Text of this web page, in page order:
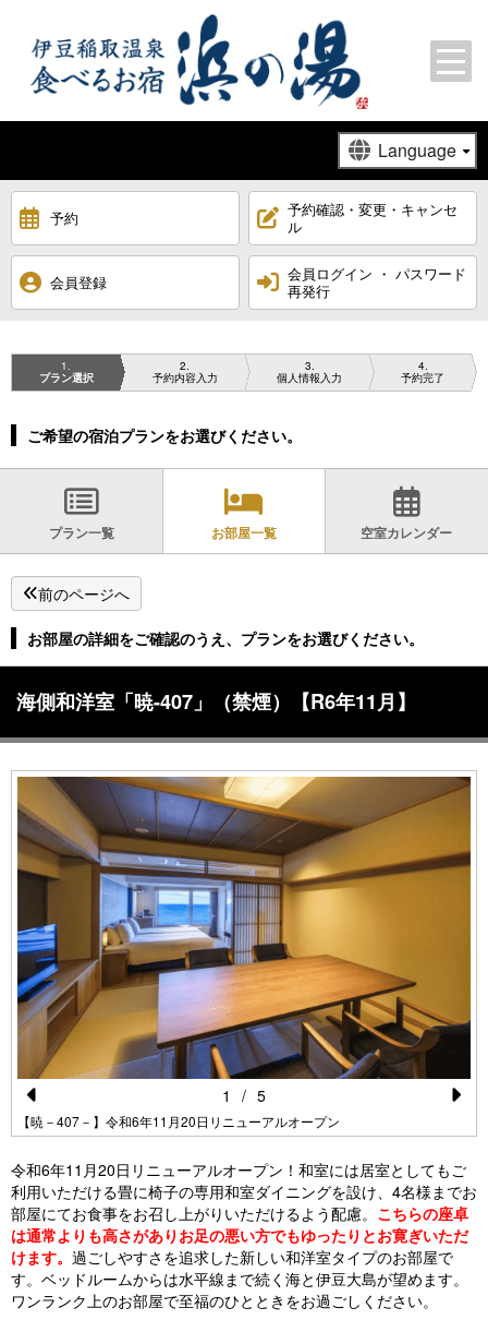
予約
予約確認・変更・キャンセ
ル
会員登録
会員ログイン ・ パスワード
再発行
1
プラン選択
2
予約内容入力
3
個人情報入力
4
予約完了
ご希望の宿泊プランをお選びください。
プラン一覧 お部屋一覧 空室カレンダー
前のページへ
お部屋の詳細をご確認のうえ、プランをお選びください。
海側和洋室「暁-407」（禁煙）【R6年11月】
Pr
e
vi
o
u
s
【暁－407－】令和6年11月20日リニューアルオープン
xt
1 / 5
令和6年11月20日リニューアルオープン！和室には居室としてもご
利用いただける畳に椅子の専用和室ダイニングを設け、4名様までお
部屋にてお食事をお召し上がりいただけるよう配慮。 こちらの座卓
は通常よりも高さがありお足の悪い方でもゆったりとお寛ぎいただ
けます。 過ごしやすさを追求した新しい和洋室タイプのお部屋で
す。ベッドルームからは水平線まで続く海と伊豆大島が望めます。
ワンランク上のお部屋で至福のひとときをお過ごしください。